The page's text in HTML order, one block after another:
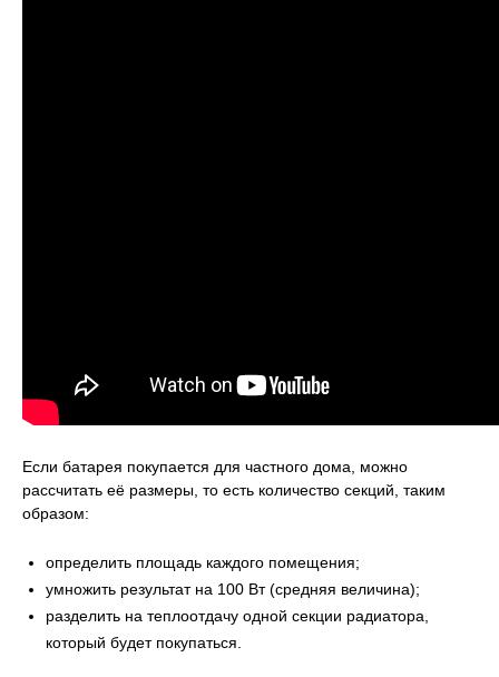
Если батарея покупается для частного дома, можно
рассчитать её размеры, то есть количество секций, таким
образом:
определить площадь каждого помещения;
умножить результат на 100 Вт (средняя величина);
разделить на теплоотдачу одной секции радиатора,
который будет покупаться.